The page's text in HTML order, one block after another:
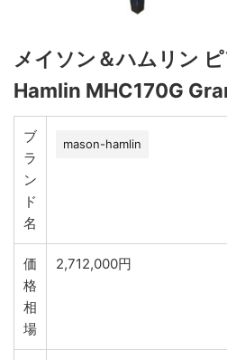
メイソン＆ハムリン
Hamlin MHC170G
ブ
ラ
ン
ド
名
mason-hamlin
価
格
相
場
2,712,000円